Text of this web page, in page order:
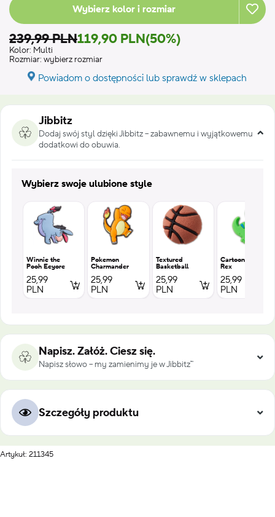
Wybierz kolor i rozmiar
239,99 PLN119,90 PLN(50%)
Kolor: Multi
Rozmiar: wybierz rozmiar
Powiadom o dostępności lub sprawdź w sklepach
Jibbitz
Dodaj swój styl dzięki Jibbitz – zabawnemu i wyjątkowemu
dodatkowi do obuwia.
Wybierz swoje ulubione style
Winnie the
Pooh Eeyore
25,99
PLN
Pokemon
Charmander
25,99
PLN
Textured
Basketball
25,99
PLN
Cartoon T
Rex
25,99
PLN
Napisz. Załóż. Ciesz się.
Napisz słowo – my zamienimy je w Jibbitz™
Szczegóły produktu
Artykuł: 211345